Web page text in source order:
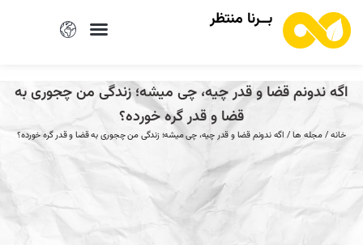
بــرنا منتظر
اگه ندونم قضا و قدر چیه، چی میشه؛ زندگی من چجوری به
قضا و قدر گره خورده؟
خانه/مجله ها/ اگه ندونم قضا و قدر چیه، چی میشه؛ زندگی من چجوری به قضا و قدر گره خورده؟